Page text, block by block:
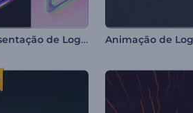
Apresentação de Logo Cromado